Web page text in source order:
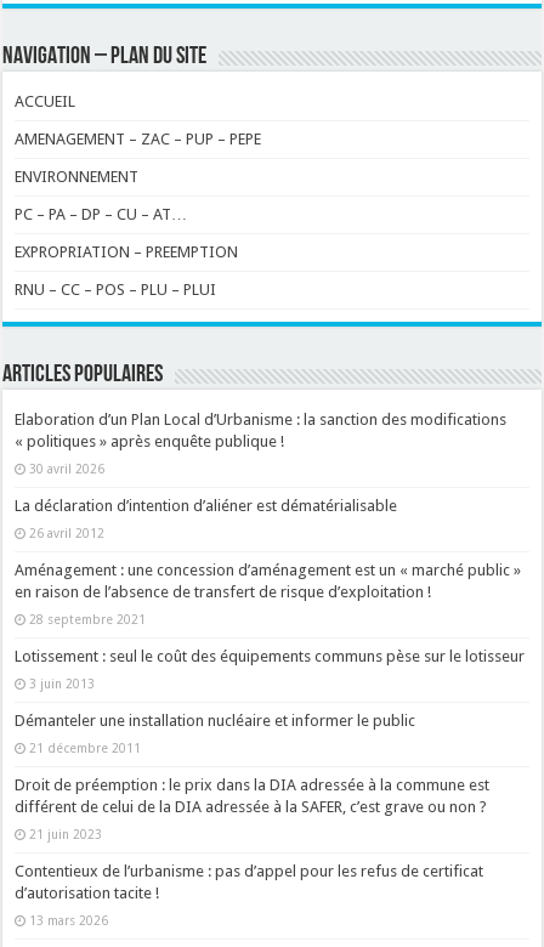
NAVIGATION – PLAN DU SITE
ACCUEIL
AMENAGEMENT – ZAC – PUP – PEPE
ENVIRONNEMENT
PC – PA – DP – CU – AT…
EXPROPRIATION – PREEMPTION
RNU – CC – POS – PLU – PLUI
ARTICLES POPULAIRES
Elaboration d’un Plan Local d’Urbanisme : la sanction des modifications
« politiques » après enquête publique !
30 avril 2026
La déclaration d’intention d’aliéner est dématérialisable
26 avril 2012
Aménagement : une concession d’aménagement est un « marché public »
en raison de l’absence de transfert de risque d’exploitation !
28 septembre 2021
Lotissement : seul le coût des équipements communs pèse sur le lotisseur
3 juin 2013
Démanteler une installation nucléaire et informer le public
21 décembre 2011
Droit de préemption : le prix dans la DIA adressée à la commune est
différent de celui de la DIA adressée à la SAFER, c’est grave ou non ?
21 juin 2023
Contentieux de l’urbanisme : pas d’appel pour les refus de certificat
d’autorisation tacite !
13 mars 2026